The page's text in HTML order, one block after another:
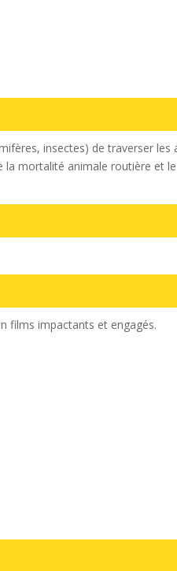
insectes) de traverser les
la mortalité animale routière et
films impactants et engagés.